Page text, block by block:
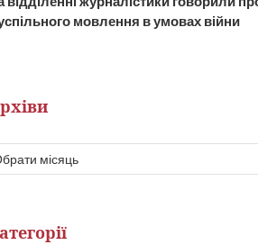
мовлення в умовах війни